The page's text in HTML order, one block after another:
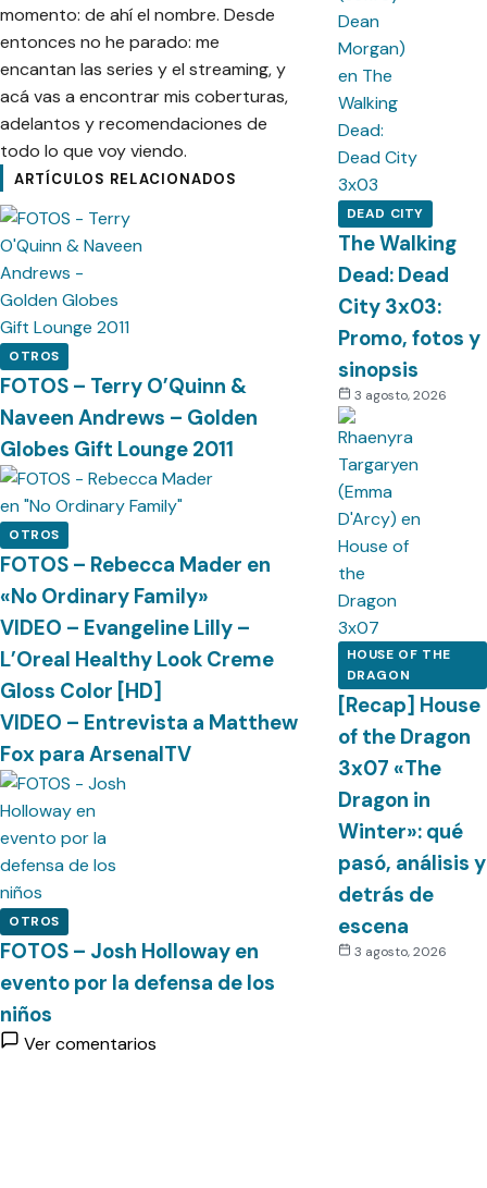
momento: de ahí el nombre. Desde
entonces no he parado: me
encantan las series y el streaming, y
acá vas a encontrar mis coberturas,
adelantos y recomendaciones de
todo lo que voy viendo.
ARTÍCULOS RELACIONADOS
OTROS
FOTOS – Terry O’Quinn &
Naveen Andrews – Golden
Globes Gift Lounge 2011
OTROS
FOTOS – Rebecca Mader en
«No Ordinary Family»
VIDEO – Evangeline Lilly –
L’Oreal Healthy Look Creme
Gloss Color [HD]
VIDEO – Entrevista a Matthew
Fox para ArsenalTV
OTROS
FOTOS – Josh Holloway en
evento por la defensa de los
niños
Ver comentarios
DEAD CITY
The Walking
Dead: Dead
City 3x03:
Promo, fotos y
sinopsis
3 agosto, 2026
HOUSE OF THE
DRAGON
[Recap] House
of the Dragon
3x07 «The
Dragon in
Winter»: qué
pasó, análisis y
detrás de
escena
3 agosto, 2026